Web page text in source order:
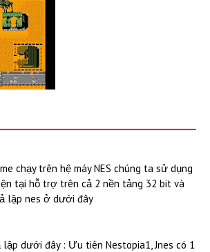
chạy trên hệ máy NES chúng ta sử dụng
tại hỗ trợ trên cả 2 nền tảng 32 bit và
lập nes ở dưới đây
lập dưới đây : Ưu tiên Nestopia1, Jnes có 1